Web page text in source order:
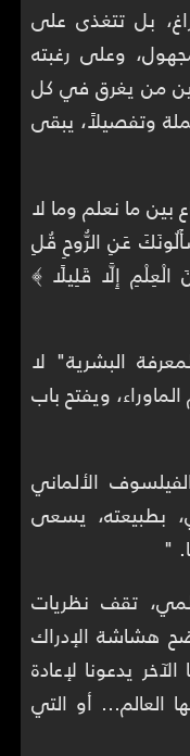
بل تتغذى على
وعلى رغبته
من يغرق في كل
وتفصيلاً، يبقى
بين ما نعلم وما لا
عَنِ الرُّوحِ قُلِ
إِلَّا قَلِيلًا ﴾
البشرية" لا
ويفتح باب
الألماني
بطبيعته، يسعى
"
تقف نظريات
هشاشة الإدراك
يدعونا لإعادة
العالم… أو التي